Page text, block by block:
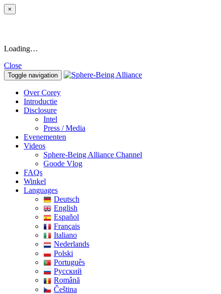
×
Loading…
Close
Toggle navigation
Over Corey
Introductie
Disclosure
Intel
Press / Media
Evenementen
Videos
Sphere-Being Alliance Channel
Goode Vlog
FAQs
Winkel
Languages
Deutsch
English
Español
Français
Italiano
Nederlands
Polski
Português
Pусский
Română
Čeština